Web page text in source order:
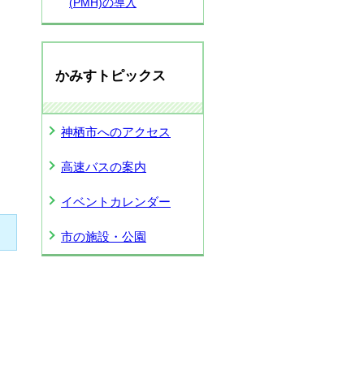
(PMH)の導入
かみすトピックス
神栖市へのアクセス
高速バスの案内
イベントカレンダー
市の施設・公園